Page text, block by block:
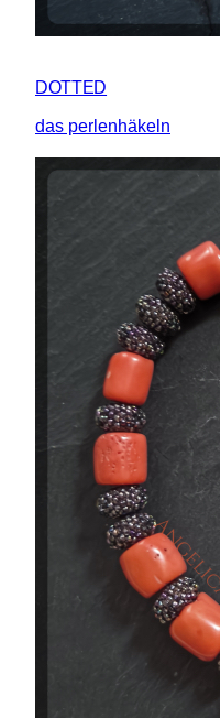
DOTTED
das perlenhäkeln